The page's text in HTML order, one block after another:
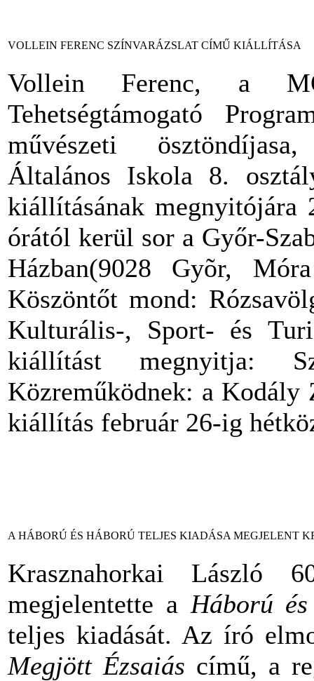
VOLLEIN FERENC SZÍNVARÁZSLAT CÍMŰ KIÁLLÍTÁSA
Vollein Ferenc, a
Tehetségtámogató
művészeti
Általános Iskola 8.
kiállításának megnyitójára
órától kerül sor a Győr-
Házban(9028 Gyõr,
Köszöntőt mond:
Kulturális-, Sport- és
kiállítást megnyitja:
Közreműködnek: a
kiállítás február 26-ig
A HÁBORÚ ÉS HÁBORÚ TELJES KIADÁSA MEGJELENT
Krasznahorkai László
megjelentette a Háború
teljes kiadását. Az író
Megjött Ézsaiás című, a